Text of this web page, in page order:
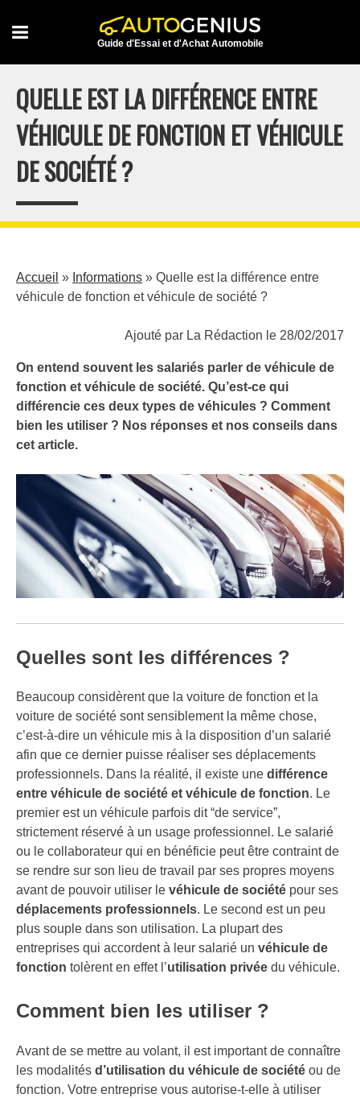
Guide d'Essai et d'Achat Automobile
QUELLE EST LA DIFFÉRENCE ENTRE
VÉHICULE DE FONCTION ET VÉHICULE
DE SOCIÉTÉ ?
Accueil » Informations » Quelle est la différence entre
véhicule de fonction et véhicule de société ?
Ajouté par La Rédaction le 28/02/2017
On entend souvent les salariés parler de véhicule de
fonction et véhicule de société. Qu’est-ce qui
différencie ces deux types de véhicules ? Comment
bien les utiliser ? Nos réponses et nos conseils dans
cet article.
Quelles sont les différences ?
Beaucoup considèrent que la voiture de fonction et la
voiture de société sont sensiblement la même chose,
c’est-à-dire un véhicule mis à la disposition d’un salarié
afin que ce dernier puisse réaliser ses déplacements
professionnels. Dans la réalité, il existe une différence
entre véhicule de société et véhicule de fonction. Le
premier est un véhicule parfois dit “de service”,
strictement réservé à un usage professionnel. Le salarié
ou le collaborateur qui en bénéficie peut être contraint de
se rendre sur son lieu de travail par ses propres moyens
avant de pouvoir utiliser le véhicule de société pour ses
déplacements professionnels. Le second est un peu
plus souple dans son utilisation. La plupart des
entreprises qui accordent à leur salarié un véhicule de
fonction tolèrent en effet l’utilisation privée du véhicule.
Comment bien les utiliser ?
Avant de se mettre au volant, il est important de connaître
les modalités d’utilisation du véhicule de société ou de
fonction. Votre entreprise vous autorise-t-elle à utiliser